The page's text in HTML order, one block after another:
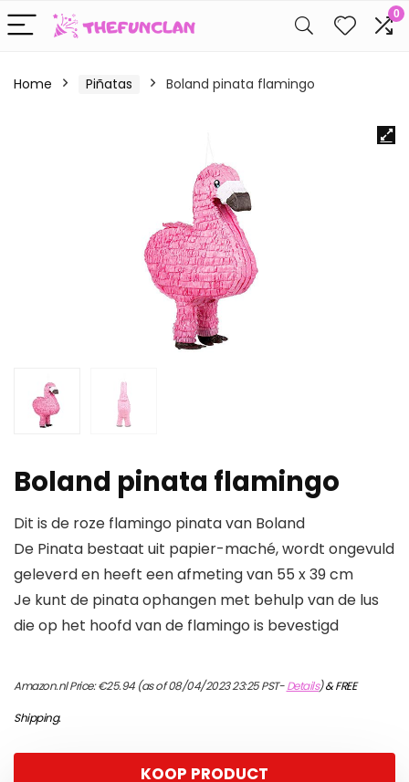
0
Home Piñatas Boland pinata flamingo
Boland pinata flamingo
Dit is de roze flamingo pinata van Boland
De Pinata bestaat uit papier-maché, wordt ongevuld
geleverd en heeft een afmeting van 55 x 39 cm
Je kunt de pinata ophangen met behulp van de lus
die op het hoofd van de flamingo is bevestigd
Amazon.nl Price:€25.94(as of 08/04/2023 23:25 PST-Details)&FREE
Shipping.
KOOP PRODUCT